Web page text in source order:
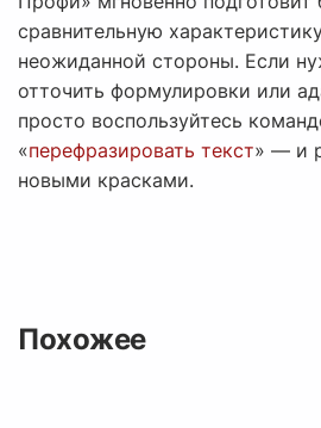
сравнительную
неожиданной стороны. Если
отточить формулировки или
просто воспользуйтесь
«перефразировать текст» — и
новыми красками.
Похожее